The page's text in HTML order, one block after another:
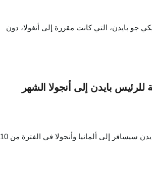
جو بايدن، التي كانت مقررة إلى أنغولا، دون
للرئيس بايدن إلى أنجولا الشهر
قال البيت الأبيض، إن الرئيس الأمريكي جو بايدن سيسافر إلى ألمانيا وأنجولا في الفترة من 10